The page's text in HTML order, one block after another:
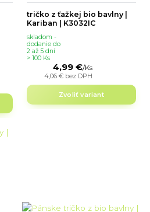
tričko z ťažkej bio bavlny |
Kariban | K3032IC
4,99 €/Ks
4,06 € bez DPH
skladom -
dodanie do
2 až 5 dní
> 100 Ks
Zvoliť variant